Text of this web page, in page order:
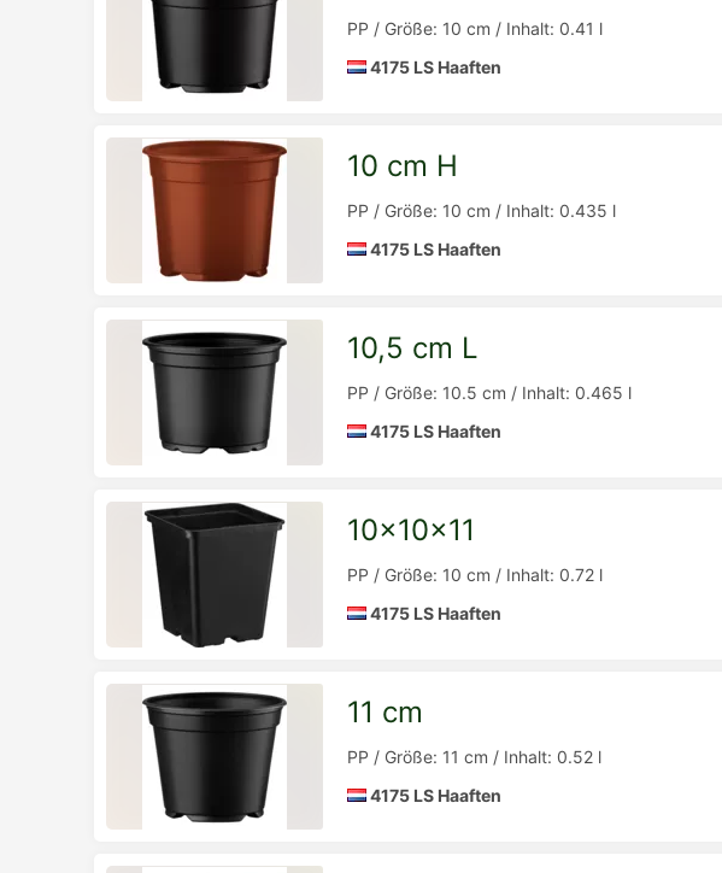
Detailseite
PP / Größe: 10 cm / Inhalt: 0.41 l
4175 LS Haaften
Detailseite
10 cm H
PP / Größe: 10 cm / Inhalt: 0.435 l
4175 LS Haaften
Detailseite
10,5 cm L
PP / Größe: 10.5 cm / Inhalt: 0.465 l
4175 LS Haaften
10x10x11
PP / Größe: 10 cm / Inhalt: 0.72 l
4175 LS Haaften
11 cm
PP / Größe: 11 cm / Inhalt: 0.52 l
4175 LS Haaften